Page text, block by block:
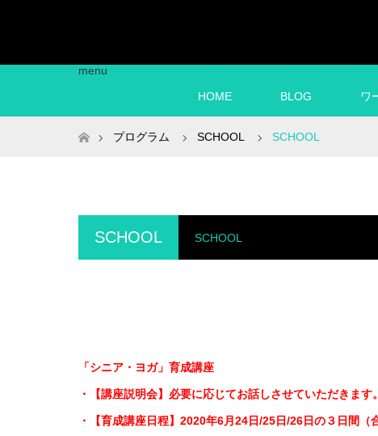
menu
HOME
BLOG ワ
ホームプログラム SCHOOL SCHOOL
SCHOOL SCHOOL
「シニア・ヨガ」育成講座
・【講座説明会】必要に応じてお話しさせていただきます
・【育成講座日程】2020年6月24日/25日/26日の３日間（